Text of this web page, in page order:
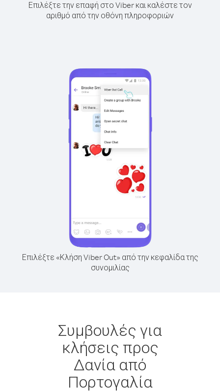
Επιλέξτε την επαφή στο Viber και καλέστε τον
αριθμό από την οθόνη πληροφοριών
Επιλέξτε «Κλήση Viber Out» από την κεφαλίδα της
συνομιλίας
Συμβουλές για
κλήσεις προς
Δανία από
Πορτογαλία